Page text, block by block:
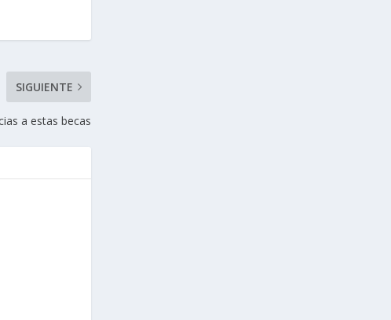
SIGUIENTE
a estas becas